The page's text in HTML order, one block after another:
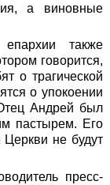
а виновные
также
говорится,
о трагической
о упокоении
Андрей был
пастырем. Его
не будут
пресс-